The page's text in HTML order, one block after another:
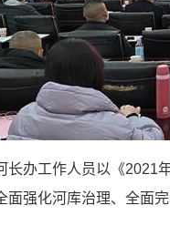
工作人员以《2021年
面强化河库治理、全面